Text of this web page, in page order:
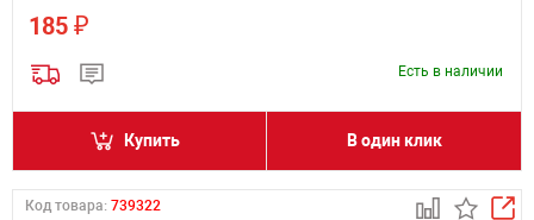
185 ₽
Есть в наличии
Купить В один клик
Код товара: 739322